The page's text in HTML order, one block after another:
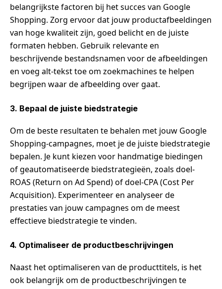
belangrijkste factoren bij het succes van Google
Shopping. Zorg ervoor dat jouw productafbeeldingen
van hoge kwaliteit zijn, goed belicht en de juiste
formaten hebben. Gebruik relevante en
beschrijvende bestandsnamen voor de afbeeldingen
en voeg alt-tekst toe om zoekmachines te helpen
begrijpen waar de afbeelding over gaat.
3. Bepaal de juiste biedstrategie
Om de beste resultaten te behalen met jouw Google
Shopping-campagnes, moet je de juiste biedstrategie
bepalen. Je kunt kiezen voor handmatige biedingen
of geautomatiseerde biedstrategieën, zoals doel-
ROAS (Return on Ad Spend) of doel-CPA (Cost Per
Acquisition). Experimenteer en analyseer de
prestaties van jouw campagnes om de meest
effectieve biedstrategie te vinden.
4. Optimaliseer de productbeschrijvingen
Naast het optimaliseren van de producttitels, is het
ook belangrijk om de productbeschrijvingen te